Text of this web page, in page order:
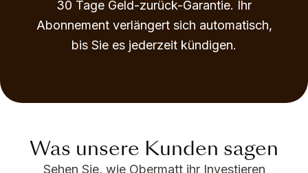
30 Tage Geld-zurück-Garantie. Ihr
Abonnement verlängert sich automatisch,
bis Sie es jederzeit kündigen.
Was unsere Kunden sagen
Sehen Sie, wie Obermatt ihr Investieren